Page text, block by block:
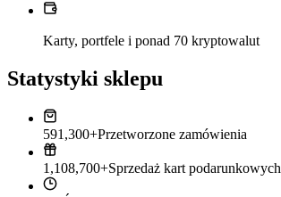
Karty, portfele i ponad 70 kryptowalut
Statystyki sklepu
591,300+Przetworzone zamówienia
1,108,700+Sprzedaż kart podarunkowych